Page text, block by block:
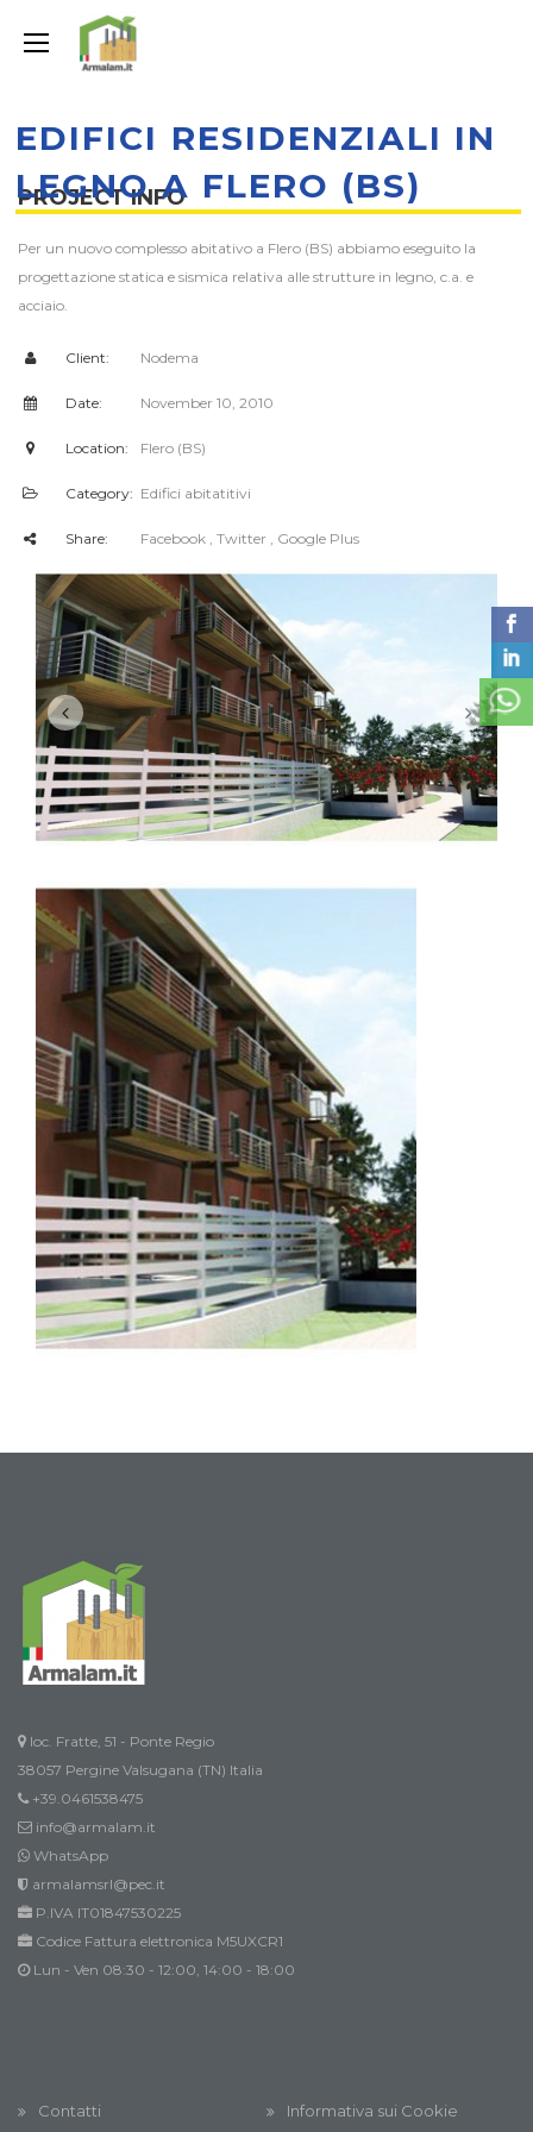
EDIFICI RESIDENZIALI IN
LEGNO A FLERO (BS)
PROJECT INFO
Per un nuovo complesso abitativo a Flero (BS) abbiamo eseguito la
progettazione statica e sismica relativa alle strutture in legno, c.a. e
acciaio.
Client: Nodema
Date: November 10, 2010
Location: Flero (BS)
Category: Edifici abitatitivi
Share: Facebook , Twitter , Google Plus
loc. Fratte, 51 - Ponte Regio
38057 Pergine Valsugana (TN) Italia
+39.0461538475
info@armalam.it
WhatsApp
armalamsrl@pec.it
P.IVA IT01847530225
Codice Fattura elettronica M5UXCR1
Lun - Ven 08:30 - 12:00, 14:00 - 18:00
Contatti Informativa sui Cookie